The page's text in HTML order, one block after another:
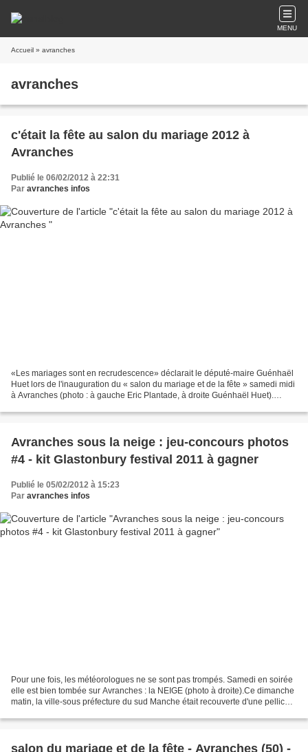
MENU
Accueil » avranches
avranches
c'était la fête au salon du mariage 2012 à
Avranches
Publié le 06/02/2012 à 22:31
Par avranches infos
«Les mariages sont en recrudescence» déclarait le député-maire Guénhaël
Huet lors de l'inauguration du « salon du mariage et de la fête » samedi midi
à Avranches (photo : à gauche Eric Plantade, à droite Guénhaël Huet).
Avranches sous la neige : jeu-concours photos
#4 - kit Glastonbury festival 2011 à gagner
Publié le 05/02/2012 à 15:23
Par avranches infos
Pour une fois, les météorologues ne se sont pas trompés. Samedi en soirée
elle est bien tombée sur Avranches : la NEIGE (photo à droite).Ce dimanche
matin, la ville-sous préfecture du sud Manche était recouverte d'une pellicule
salon du mariage et de la fête - Avranches (50) -